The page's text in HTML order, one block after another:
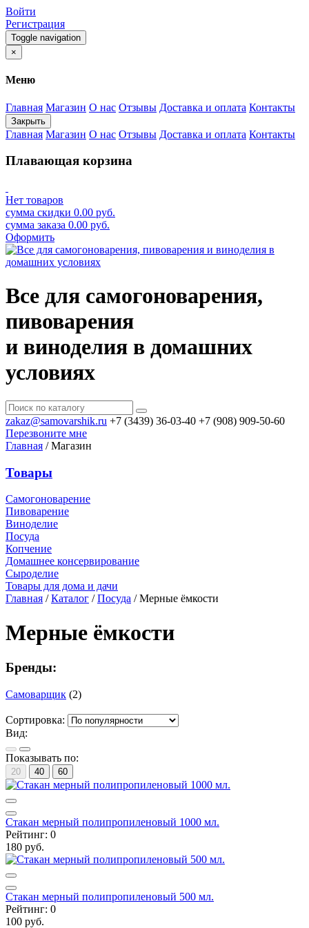
Войти
Регистрация
Toggle navigation
×
Меню
Главная Магазин О нас Отзывы Доставка и оплата Контакты
Закрыть
Главная Магазин О нас Отзывы Доставка и оплата Контакты
Плавающая корзина
Нет товаров
сумма скидки 0.00 руб.
сумма заказа 0.00 руб.
Оформить
Все для самогоноварения,
пивоварения
и виноделия в домашних
условиях
zakaz@samovarshik.ru +7 (3439) 36-03-40 +7 (908) 909-50-60
Перезвоните мне
Главная / Магазин
Товары
Самогоноварение
Пивоварение
Виноделие
Посуда
Копчение
Домашнее консервирование
Сыроделие
Товары для дома и дачи
Главная / Каталог / Посуда / Мерные ёмкости
Мерные ёмкости
Бренды:
Самоварщик (2)
Сортировка:
Вид:
Показывать по:
20 40 60
Стакан мерный полипропиленовый 1000 мл.
Рейтинг: 0
180 руб.
Стакан мерный полипропиленовый 500 мл.
Рейтинг: 0
100 руб.